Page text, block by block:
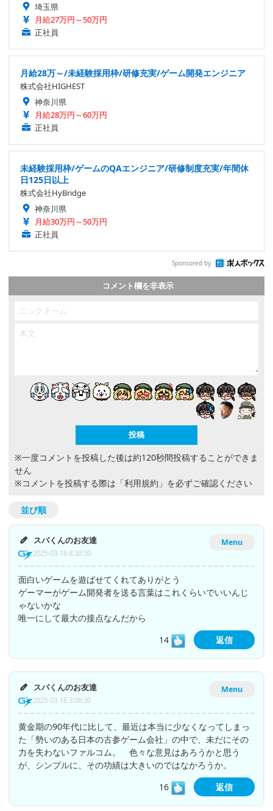
埼玉県
月給27万円～50万円
正社員
月給28万～/未経験採用枠/研修充実/ゲーム開発エンジニア
株式会社HIGHEST
神奈川県
月給28万円～60万円
正社員
未経験採用枠/ゲームのQAエンジニア/研修制度充実/年間休
日125日以上
株式会社HyBridge
神奈川県
月給30万円～50万円
正社員
Sponsored by
コメント欄を非表示
※一度コメントを投稿した後は約120秒間投稿することができま
せん
※コメントを投稿する際は 「利用規約」 を必ずご確認ください
並び順
Menu
スパくんのお友達
2025-03-16 8:38:30
面白いゲームを遊ばせてくれてありがとう
ゲーマーがゲーム開発者を送る言葉はこれくらいでいいんじ
ゃないかな
唯一にして最大の接点なんだから
14
返信
Menu
スパくんのお友達
2025-03-16 3:06:30
黄金期の90年代に比して、最近は本当に少なくなってしまっ
た「勢いのある日本の古参ゲーム会社」の中で、未だにその
力を失わないファルコム。 色々な意見はあろうかと思う
が、シンプルに、その功績は大きいのではなかろうか。
16
返信